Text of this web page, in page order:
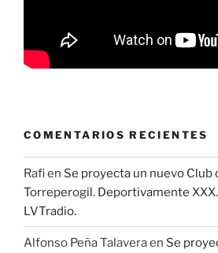
COMENTARIOS RECIENTES
Rafien Se proyecta un nuevo Club
Torreperogil. Deportivamente
LVTradio.
Alfonso Peña Talaveraen Se